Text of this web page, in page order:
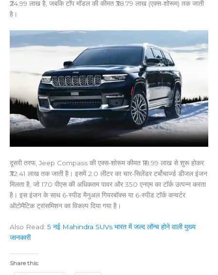
₹24.99 लाख है, जबकि टॉप मॉडल की कीमत ₹38.79 लाख (एक्स-शोरूम) तक जाती
है।
दूसरी तरफ, Jeep Compass की एक्स-शोरूम कीमत ₹18.99 लाख से शुरू होकर
₹32.41 लाख तक जाती है। इसमें 2.0 लीटर का चार-सिलेंडर टर्बोचार्ज्ड डीजल इंजन
मिलता है, जो 170 पीएस की अधिकतम पावर और 350 एनएम का टॉर्क उत्पन्न करता
है। इस इंजन के साथ 6-स्पीड मैनुअल गियरबॉक्स या 6-स्पीड टॉर्क कन्वर्टर
ऑटोमैटिक ट्रांसमिशन का विकल्प दिया गया है।
Also Read: 5 नई Mahindra SUVs भारत में जल्द लॉन्च होने वाली मुख्य
जानकारी
Share this: